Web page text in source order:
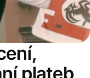
plateb